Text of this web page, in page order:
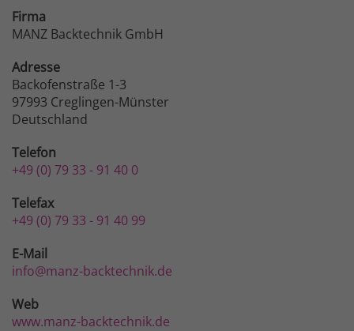
Firma
MANZ Backtechnik GmbH
Adresse
Backofenstraße 1-3
97993 Creglingen-Münster
Deutschland
Telefon
+49 (0) 79 33 - 91 40 0
Telefax
+49 (0) 79 33 - 91 40 99
E-Mail
info@manz-backtechnik.de
Web
www.manz-backtechnik.de